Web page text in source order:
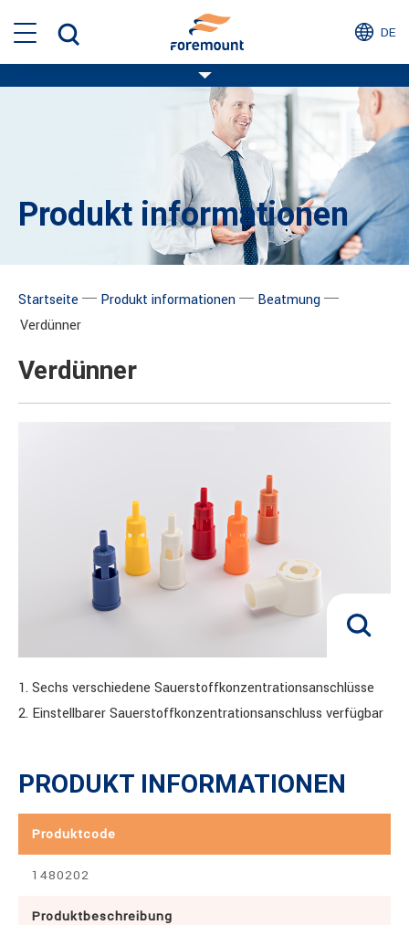
DE
Produkt informationen
Startseite ─ Produkt informationen─ Beatmung─
Verdünner
Verdünner
1. Sechs verschiedene Sauerstoffkonzentrationsanschlüsse
2. Einstellbarer Sauerstoffkonzentrationsanschluss verfügbar
PRODUKT INFORMATIONEN
Produktcode
1480202
Produktbeschreibung